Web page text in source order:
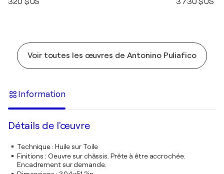
Voir toutes les œuvres de Antonino Puliafico
Information
Détails de l'œuvre
Technique: Huile sur Toile
Finitions : Oeuvre sur châssis. Prête à être accrochée.
Encadrement sur demande.